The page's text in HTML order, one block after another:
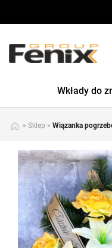
Wkłady do
» Sklep » Wiązanka